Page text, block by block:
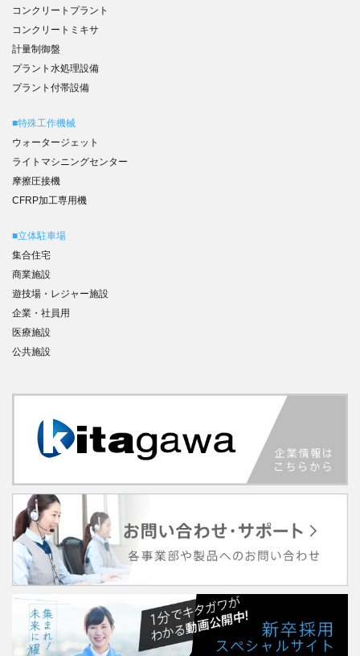
コンクリートプラント
コンクリートミキサ
計量制御盤
プラント水処理設備
プラント付帯設備
■特殊工作機械
ウォータージェット
ライトマシニングセンター
摩擦圧接機
CFRP加工専用機
■立体駐車場
集合住宅
商業施設
遊技場・レジャー施設
企業・社員用
医療施設
公共施設